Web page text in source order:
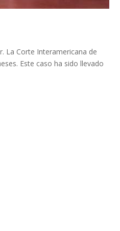
La Corte Interamericana de
Este caso ha sido llevado